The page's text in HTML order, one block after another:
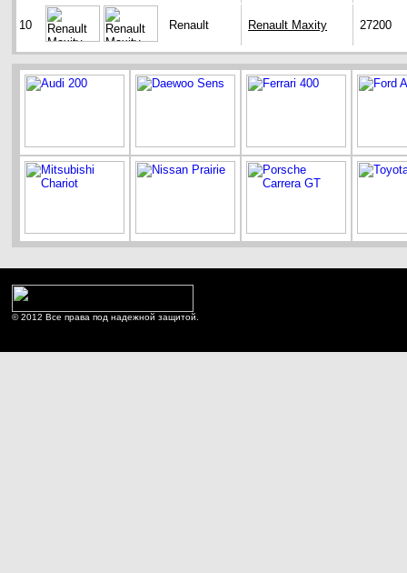
10 Renault Renault Maxity 27200
© 2012 Все права под надежной защитой.